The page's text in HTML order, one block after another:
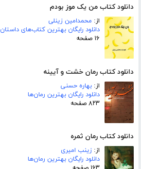
دانلود کتاب من یک موز بودم
از: محمدامین زینلی
دانلود رایگان بهترین کتاب‌های داستان
۱۶ صفحه
دانلود کتاب رمان خشت و آیینه
از: بهاره حسنی
دانلود رایگان بهترین رمان‌ها
۸۲۳ صفحه
دانلود کتاب رمان ثمره
از: زینب امیری
دانلود رایگان بهترین رمان‌ها